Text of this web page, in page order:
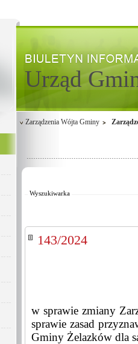
Urząd
Zarządzenia Wójta Gminy
Wyszukiwarka
Od:
143/2024
w sprawie zmiany
sprawie zasad
Gminy Żelazków dla